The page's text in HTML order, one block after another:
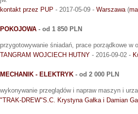
kontakt przez PUP - 2017-05-09 - Warszawa(
POKOJOWA - od 1 850 PLN
przygotowywanie śniadań, prace porządkowe w
TANGRAM WOJCIECH HUTNY - 2016-09-02 -
MECHANIK - ELEKTRYK - od 2 000 PLN
wykonywanie przeglądów i napraw maszyn i
"TRAK-DREW"S.C. Krystyna Gałka i Damian